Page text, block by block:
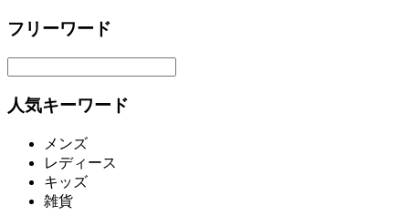
フリーワード
人気キーワード
メンズ
レディース
キッズ
雑貨